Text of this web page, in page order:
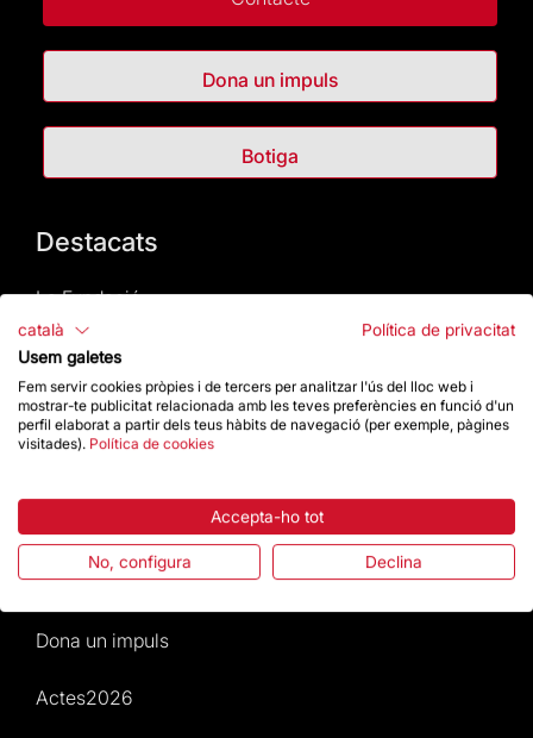
Dona un impuls
Botiga
Destacats
La Fundació
Preguntes freqüents
Atenció al Visitant
Agenda
Dona un impuls
Actes2026
català
Política de privacitat
Usem galetes
Fem servir cookies pròpies i de tercers per analitzar l'ús del lloc web i
mostrar-te publicitat relacionada amb les teves preferències en funció d'un
perfil elaborat a partir dels teus hàbits de navegació (per exemple, pàgines
visitades). Política de cookies
Accepta-ho tot
No, configura Declina